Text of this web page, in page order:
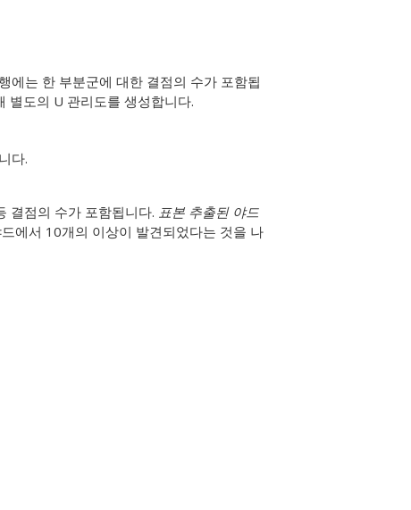
에는 한 부분군에 대한 결점의 수가 포함됩
별도의 U 관리도를 생성합니다.
다.
결점의 수가 포함됩니다. 표본 추출된 야드
에서 10개의 이상이 발견되었다는 것을 나